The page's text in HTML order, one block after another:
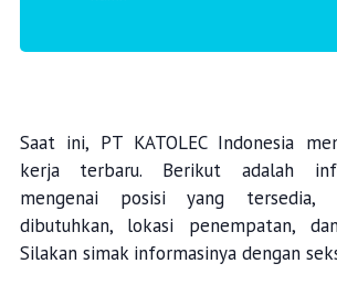
Saat ini, PT KATOLEC Indonesia
kerja terbaru. Berikut adalah
mengenai posisi yang tersedia,
dibutuhkan, lokasi penempatan,
Silakan simak informasinya dengan